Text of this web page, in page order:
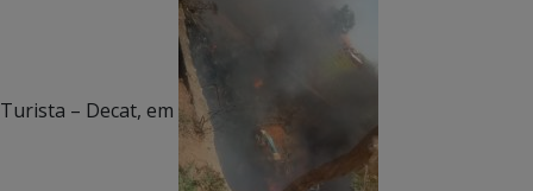
Turista – Decat, em